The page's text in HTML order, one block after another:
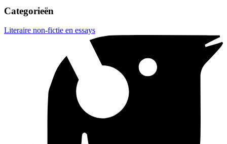
Categorieën
Literaire non-fictie en essays